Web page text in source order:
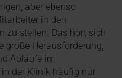
aber ebenso
in den
zu stellen. Das hört sich
Herausforderung,
Abläufe im
der Klinik häufig nur